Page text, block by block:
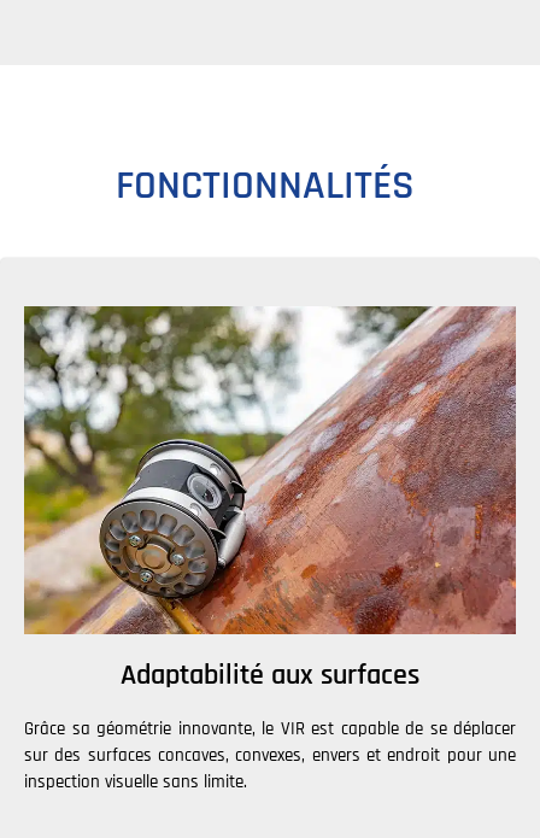
FONCTIONNALITÉS
Adaptabilité aux surfaces
Grâce sa géométrie innovante, le VIR est capable de se déplacer
sur des surfaces concaves, convexes, envers et endroit pour une
inspection visuelle sans limite.